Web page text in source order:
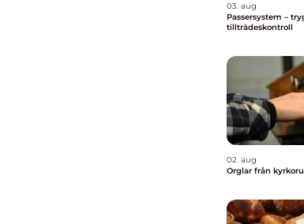
03. aug
Passersystem –
tillträdeskontroll
02. aug
Orglar från